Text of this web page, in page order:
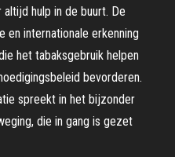
hulp in de buurt. De
internationale erkenning
het tabaksgebruik helpen
bevorderen.
spreekt in het bijzonder
die in gang is gezet